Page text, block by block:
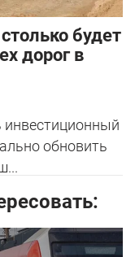
будет
дорог в
инвестиционный
обновить